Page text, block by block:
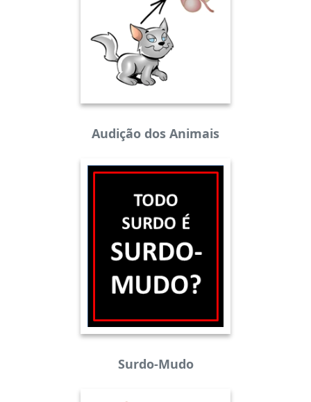
Audição dos Animais
Surdo-Mudo